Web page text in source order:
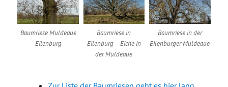
Baumriese Muldeaue
Eilenburg
Baumriese in
Eilenburg – Eiche in
der Muldeaue
Baumriese in der
Eilenburger Muldeaue